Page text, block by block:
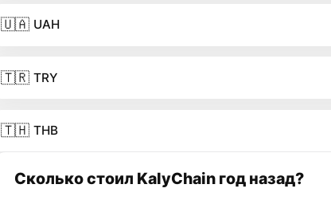
🇺🇦 UAH
🇹🇷 TRY
🇹🇭 THB
Сколько стоил KalyChain год назад?